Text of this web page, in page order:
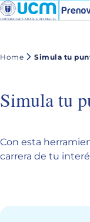
Home Simula tu
Simula tu
Con esta
carrera de tu